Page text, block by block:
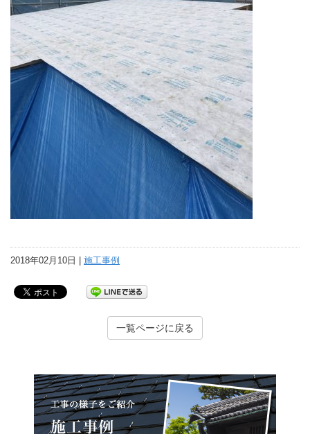
2018年02月10日 | 施工事例
一覧ページに戻る